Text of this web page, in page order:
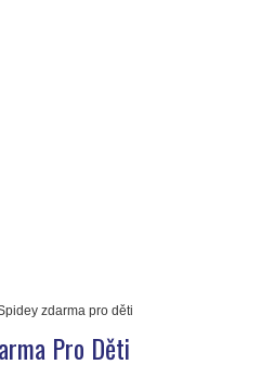
zdarma pro děti
Pro Děti